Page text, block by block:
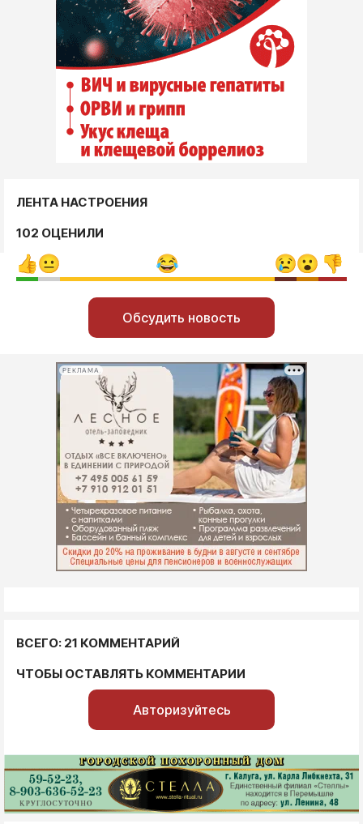
ЛЕНТА НАСТРОЕНИЯ
102 ОЦЕНИЛИ
Обсудить новость
РЕКЛАМА
ВСЕГО: 21 КОММЕНТАРИЙ
ЧТОБЫ ОСТАВЛЯТЬ КОММЕНТАРИИ
Авторизуйтесь